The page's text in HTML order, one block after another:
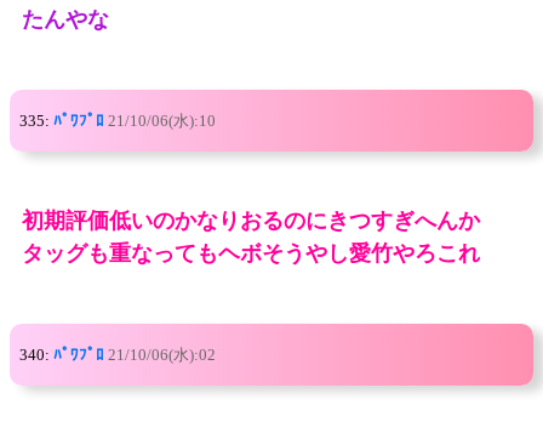
たんやな
335: ﾊﾟﾜﾌﾟﾛ 21/10/06(水):10
初期評価低いのかなりおるのにきつすぎへんか
タッグも重なってもヘボそうやし愛竹やろこれ
340: ﾊﾟﾜﾌﾟﾛ 21/10/06(水):02